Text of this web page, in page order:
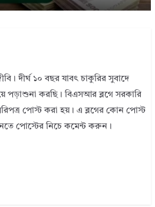
দীর্ঘ ১০ বছর যাবৎ চাকুরির সুবাদে
পড়াশুনা করছি। বিএসআর ব্লগে সরকারি
পোস্ট করা হয়। এ ব্লগের কোন পোস্ট
পোস্টের নিচে কমেন্ট করুন।